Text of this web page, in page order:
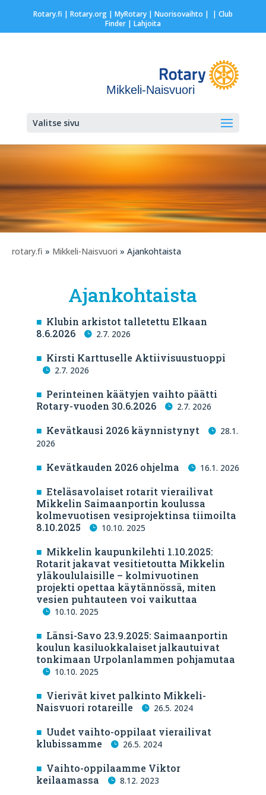
Rotary.fi | Rotary.org| MyRotary | Nuorisovaihto | | Club
Finder| Lahjoita
Mikkeli-Naisvuori
Valitse sivu
rotary.fi » Mikkeli-Naisvuori » Ajankohtaista
Ajankohtaista
Klubin arkistot talletettu Elkaan
8.6.2026
2.7. 2026
Kirsti Karttuselle Aktiivisuustuoppi
2.7. 2026
Perinteinen käätyjen vaihto päätti
Rotary-vuoden 30.6.2026
2.7. 2026
Kevätkausi 2026 käynnistynyt
28.1.
2026
Kevätkauden 2026 ohjelma 16.1. 2026
Eteläsavolaiset rotarit vierailivat
Mikkelin Saimaanportin koulussa
kolmevuotisen vesiprojektinsa tiimoilta
8.10.2025
10.10. 2025
Mikkelin kaupunkilehti 1.10.2025:
Rotarit jakavat vesitietoutta Mikkelin
yläkoululaisille – kolmivuotinen
projekti opettaa käytännössä, miten
vesien puhtauteen voi vaikuttaa
10.10. 2025
Länsi-Savo 23.9.2025: Saimaanportin
koulun kasiluokkalaiset jalkautuivat
tonkimaan Urpolanlammen pohjamutaa
10.10. 2025
Vierivät kivet palkinto Mikkeli-
Naisvuori rotareille
26.5. 2024
Uudet vaihto-oppilaat vierailivat
klubissamme
26.5. 2024
Vaihto-oppilaamme Viktor
keilaamassa
8.12. 2023